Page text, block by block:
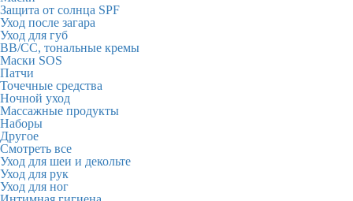
Защита от солнца SPF
Уход после загара
Уход для губ
BB/CC, тональные кремы
Маски SOS
Патчи
Точечные средства
Ночной уход
Массажные продукты
Наборы
Другое
Смотреть все
Уход для шеи и декольте
Уход для рук
Уход для ног